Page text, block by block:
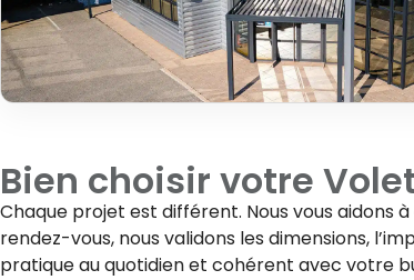
Bien choisir votre
Chaque projet est différent. Nous vous aidons
rendez-vous, nous validons les dimensions,
pratique au quotidien et cohérent avec votre